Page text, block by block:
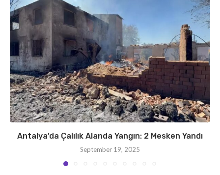
Antalya’da Çalılık Alanda Yangın: 2 Mesken Yandı
September 19, 2025